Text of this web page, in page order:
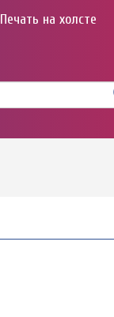
Печать на холсте